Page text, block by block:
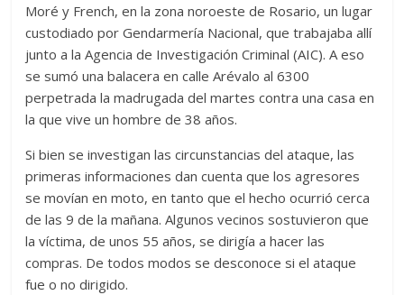
Moré y French, en la zona noroeste de Rosario, un lugar
custodiado por Gendarmería Nacional, que trabajaba allí
junto a la Agencia de Investigación Criminal (AIC). A eso
se sumó una balacera en calle Arévalo al 6300
perpetrada la madrugada del martes contra una casa en
la que vive un hombre de 38 años.
Si bien se investigan las circunstancias del ataque, las
primeras informaciones dan cuenta que los agresores
se movían en moto, en tanto que el hecho ocurrió cerca
de las 9 de la mañana. Algunos vecinos sostuvieron que
la víctima, de unos 55 años, se dirigía a hacer las
compras. De todos modos se desconoce si el ataque
fue o no dirigido.